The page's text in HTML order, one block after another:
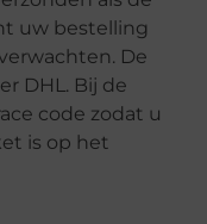
uw bestelling
De
DHL. Bij de
code zodat u
is op het